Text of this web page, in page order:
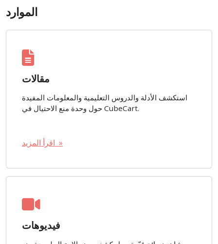
الموارد
مقالات
استكشف الأدلة والدروس التعليمية والمعلومات المفيدة
حول وحدة منع الاحتيال في CubeCart.
اقرأ المزيد »
فيديوهات